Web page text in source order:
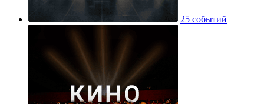
25 событий